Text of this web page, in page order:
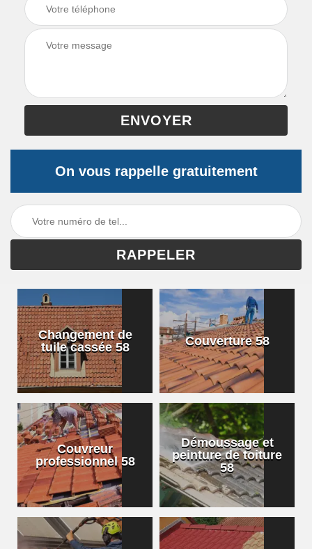
On vous rappelle gratuitement
Changement de
tuile cassée 58
Couverture 58
Couvreur
professionnel 58
Démoussage et
peinture de toiture
58